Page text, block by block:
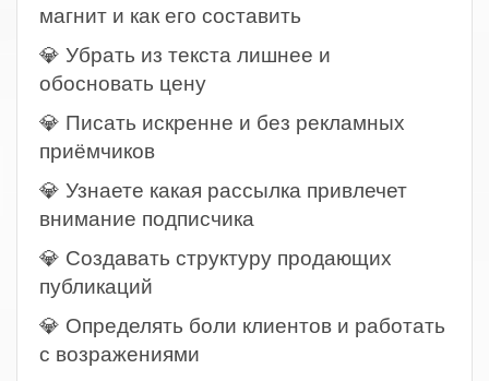
магнит и как его составить
💎 Убрать из текста лишнее и
обосновать цену
💎 Писать искренне и без рекламных
приёмчиков
💎 Узнаете какая рассылка привлечет
внимание подписчика
💎 Создавать структуру продающих
публикаций
💎 Определять боли клиентов и работать
с возражениями